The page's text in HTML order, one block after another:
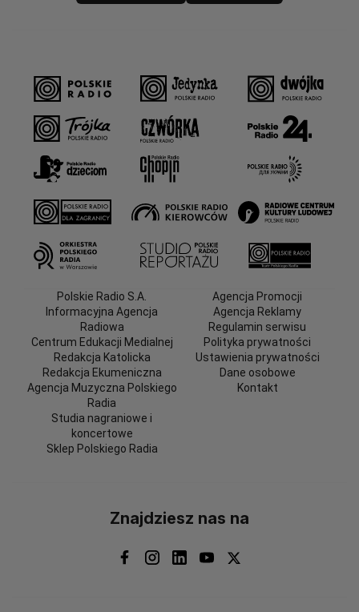
Polskie Radio S.A.
Informacyjna Agencja
Radiowa
Centrum Edukacji Medialnej
Redakcja Katolicka
Redakcja Ekumeniczna
Agencja Muzyczna Polskiego
Radia
Studia nagraniowe i
koncertowe
Sklep Polskiego Radia
Agencja Promocji
Agencja Reklamy
Regulamin serwisu
Polityka prywatności
Ustawienia prywatności
Dane osobowe
Kontakt
Znajdziesz nas na